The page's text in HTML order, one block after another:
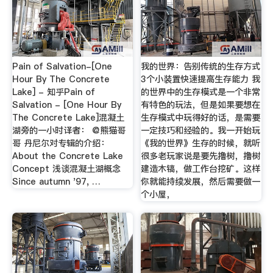
Pain of Salvation-[One
Hour By The Concrete
Lake] - 知乎Pain of
Salvation - [One Hour By
The Concrete Lake]混凝土
湖旁的一小时译者： @熊猫哥
哥 丹尼尔对专辑的介绍：
About the Concrete Lake
Concept 浅谈混凝土湖概念
Since autumn '97, …
我的世界：告别传统的生存方式
3个小装置快速提高生存能力 我
的世界中的生存模式是一个非常
有特色的玩法，但是如果要想在
生存模式中玩得好的话，是需要
一定技巧和经验的。我一开始玩
《我的世界》生存的时候，就听
很多老玩家说是要先撸树，撸树
建造木镐，做工作台挖矿。这样
你就能持续发展，然后需要做一
个小屋，